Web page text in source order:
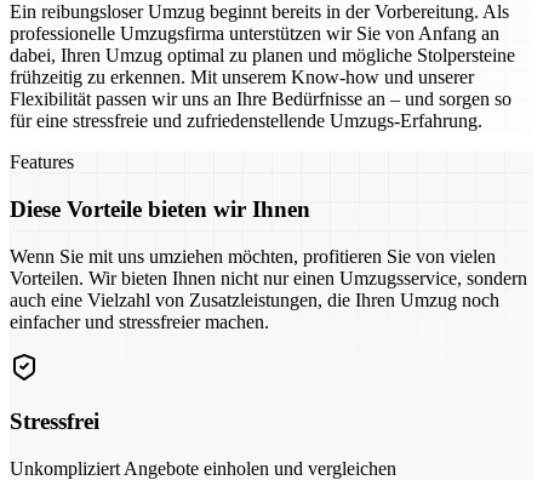
Ein reibungsloser Umzug beginnt bereits in der Vorbereitung. Als
professionelle Umzugsfirma unterstützen wir Sie von Anfang an
dabei, Ihren Umzug optimal zu planen und mögliche Stolpersteine
frühzeitig zu erkennen. Mit unserem Know-how und unserer
Flexibilität passen wir uns an Ihre Bedürfnisse an – und sorgen so
für eine stressfreie und zufriedenstellende Umzugs-Erfahrung.
Features
Diese Vorteile bieten wir Ihnen
Wenn Sie mit uns umziehen möchten, profitieren Sie von vielen
Vorteilen. Wir bieten Ihnen nicht nur einen Umzugsservice, sondern
auch eine Vielzahl von Zusatzleistungen, die Ihren Umzug noch
einfacher und stressfreier machen.
Stressfrei
Unkompliziert Angebote einholen und vergleichen